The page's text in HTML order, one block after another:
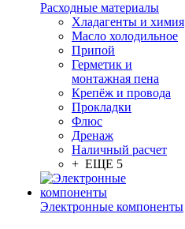
Расходные материалы
Хладагенты и химия
Масло холодильное
Припой
Герметик и
монтажная пена
Крепёж и провода
Прокладки
Флюс
Дренаж
Наличный расчет
+ ЕЩЕ 5
Электронные компоненты